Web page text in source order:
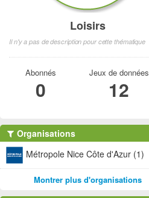
Loisirs
Il n'y a pas de description pour cette thématique
Abonnés
0
Jeux de données
12
Organisations
Métropole Nice Côte d'Azur (1)
Montrer plus d'organisations